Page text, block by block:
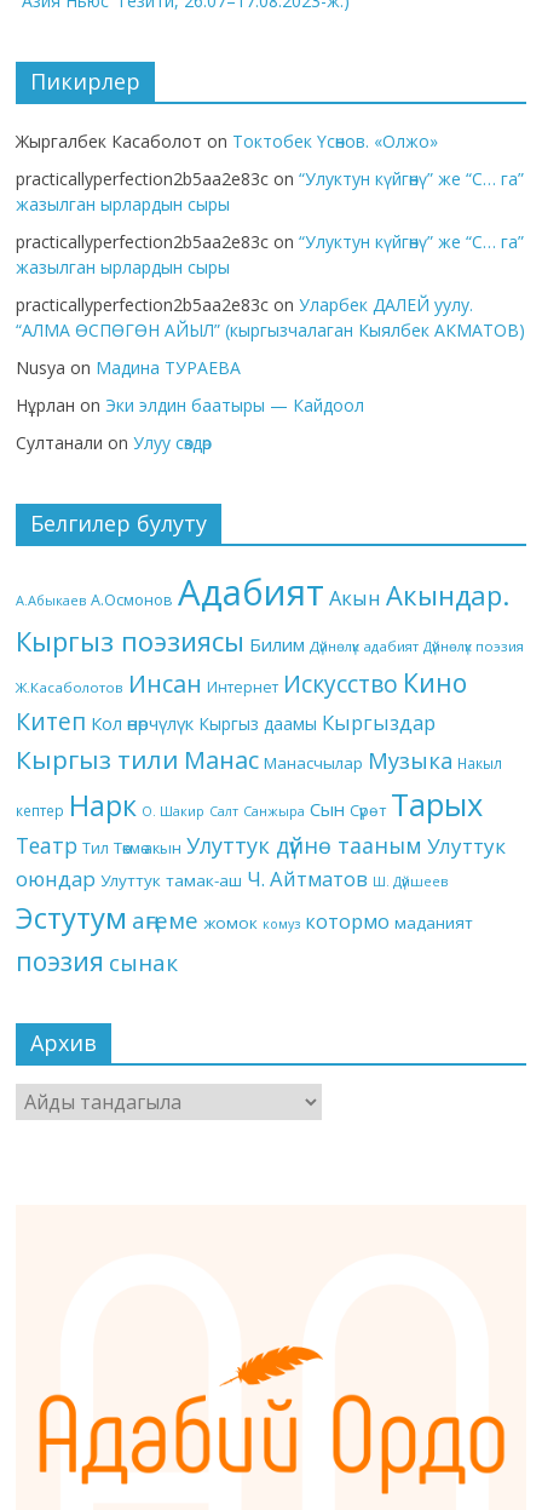
Пикирлер
Жыргалбек Касаболот on Токтобек Үсөнов. «Олжо»
practicallyperfection2b5aa2e83c on“Улуктун күйгөнү” же “С… га”
жазылган ырлардын сыры
practicallyperfection2b5aa2e83c on“Улуктун күйгөнү” же “С… га”
жазылган ырлардын сыры
practicallyperfection2b5aa2e83c onУларбек ДАЛЕЙ уулу.
“АЛМА ӨСПӨГӨН АЙЫЛ” (кыргызчалаган Кыялбек АКМАТОВ)
Nusya on Мадина ТУРАЕВА
Нұрлан on Эки элдин баатыры — Кайдоол
Султанали onУлуу сөздөр
Белгилер булуту
А.Абыкаев А.Осмонов Адабият Акын Акындар.
Кыргыз поэзиясы Билим Дүйнөлүк адабият Дүйнөлүк поэзия
Ж.Касаболотов Инсан Интернет Искусство Кино
Китеп Кол өнөрчүлүк Кыргыз даамы Кыргыздар
Кыргыз тили Манас Манасчылар Музыка Накыл
кептер Нарк О. Шакир Салт Санжыра Сын Сүрөт Тарых
Театр Тил Төкмө акын Улуттук дүйнө тааным Улуттук
оюндар Улуттук тамак-аш Ч. Айтматов Ш. Дүйшеев
Эстутум аңгеме жомок комуз котормо маданият
поэзия сынак
Архив
Архив